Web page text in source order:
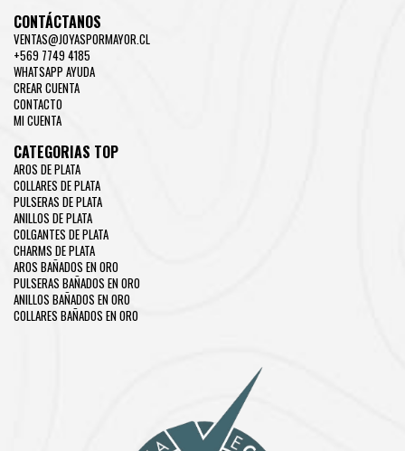
CONTÁCTANOS
VENTAS@JOYASPORMAYOR.CL
+569 7749 4185
WHATSAPP AYUDA
CREAR CUENTA
CONTACTO
MI CUENTA
CATEGORIAS TOP
AROS DE PLATA
COLLARES DE PLATA
PULSERAS DE PLATA
ANILLOS DE PLATA
COLGANTES DE PLATA
CHARMS DE PLATA
AROS BAÑADOS EN ORO
PULSERAS BAÑADOS EN ORO
ANILLOS BAÑADOS EN ORO
COLLARES BAÑADOS EN ORO